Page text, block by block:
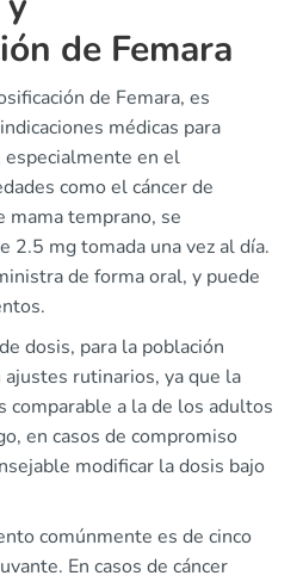
de Femara
de Femara, es
médicas para
especialmente en el
como el cáncer de
mama temprano, se
2.5 mg tomada una vez al día.
de forma oral, y puede
dosis, para la población
rutinarios, ya que la
comparable a la de los adultos
en casos de compromiso
modificar la dosis bajo
comúnmente es de cinco
En casos de cáncer